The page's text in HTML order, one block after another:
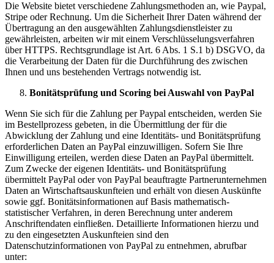
Die Website bietet verschiedene Zahlungsmethoden an, wie Paypal,
Stripe oder Rechnung. Um die Sicherheit Ihrer Daten während der
Übertragung an den ausgewählten Zahlungsdienstleister zu
gewährleisten, arbeiten wir mit einem Verschlüsselungsverfahren
über HTTPS. Rechtsgrundlage ist Art. 6 Abs. 1 S.1 b) DSGVO, da
die Verarbeitung der Daten für die Durchführung des zwischen
Ihnen und uns bestehenden Vertrags notwendig ist.
Bonitätsprüfung und Scoring bei Auswahl von PayPal
Wenn Sie sich für die Zahlung per Paypal entscheiden, werden Sie
im Bestellprozess gebeten, in die Übermittlung der für die
Abwicklung der Zahlung und eine Identitäts- und Bonitätsprüfung
erforderlichen Daten an PayPal einzuwilligen. Sofern Sie Ihre
Einwilligung erteilen, werden diese Daten an PayPal übermittelt.
Zum Zwecke der eigenen Identitäts- und Bonitätsprüfung
übermittelt PayPal oder von PayPal beauftragte Partnerunternehmen
Daten an Wirtschaftsauskunfteien und erhält von diesen Auskünfte
sowie ggf. Bonitätsinformationen auf Basis mathematisch-
statistischer Verfahren, in deren Berechnung unter anderem
Anschriftendaten einfließen. Detaillierte Informationen hierzu und
zu den eingesetzten Auskunfteien sind den
Datenschutzinformationen von PayPal zu entnehmen, abrufbar
unter: